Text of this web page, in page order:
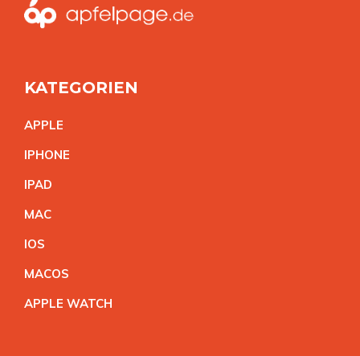
KATEGORIEN
APPLE
IPHONE
IPAD
MAC
IOS
MACOS
APPLE WATCH